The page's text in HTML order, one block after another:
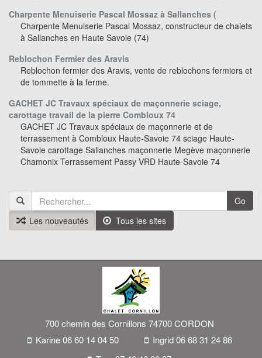
Charpente Menuiserie Pascal Mossaz à Sallanches (
Charpente Menuiserie Pascal Mossaz, constructeur de chalets
à Sallanches en Haute Savoie (74)
Reblochon Fermier des Aravis
Reblochon fermier des Aravis, vente de reblochons fermiers et
de tommette à la ferme.
GACHET JC Travaux spéciaux de maçonnerie sciage,
carottage travail de la pierre Combloux 74
GACHET JC Travaux spéciaux de maçonnerie et de
terrassement à Combloux Haute-Savoie 74 sciage Haute-
Savoie carottage Sallanches maçonnerie Megève maçonnerie
Chamonix Terrassement Passy VRD Haute-Savoie 74
Go
Les nouveautés
Tous les sites
700 chemin des Cornillons 74700 CORDON
Karine 06 60 14 04 50
Ingrid 06 68 31 24 86